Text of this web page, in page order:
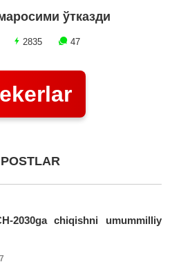
ўтказди
2835 47
2030ga chiqishni umummilliy